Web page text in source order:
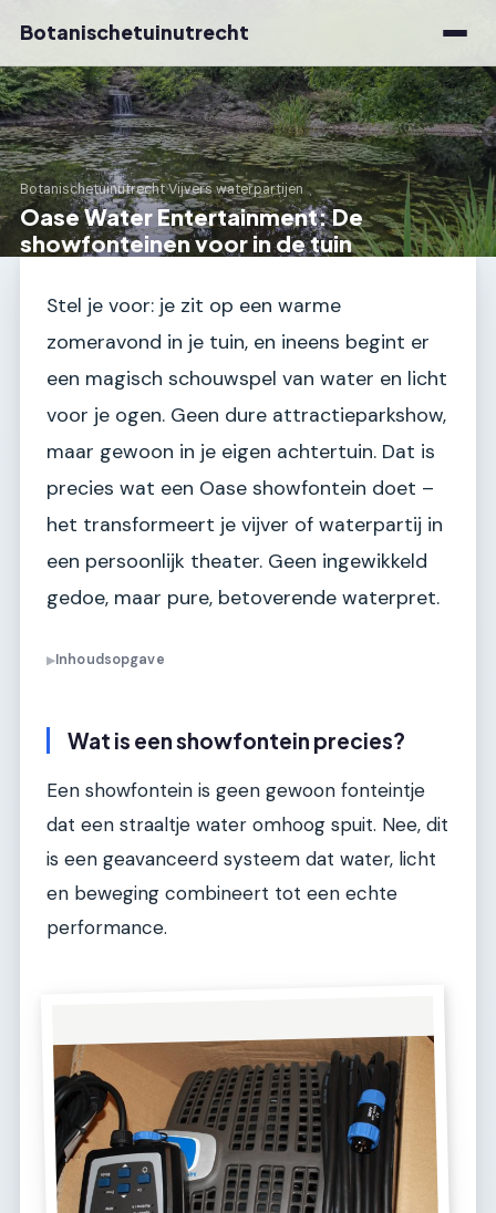
Botanischetuinutrecht
Botanischetuinutrecht›Vijvers waterpartijen
Oase Water Entertainment: De
showfonteinen voor in de tuin
Stel je voor: je zit op een warme
zomeravond in je tuin, en ineens begint er
een magisch schouwspel van water en licht
voor je ogen. Geen dure attractieparkshow,
maar gewoon in je eigen achtertuin. Dat is
precies wat een Oase showfontein doet –
het transformeert je vijver of waterpartij in
een persoonlijk theater. Geen ingewikkeld
gedoe, maar pure, betoverende waterpret.
▶Inhoudsopgave
Wat is een showfontein precies?
Een showfontein is geen gewoon fonteintje
dat een straaltje water omhoog spuit. Nee, dit
is een geavanceerd systeem dat water, licht
en beweging combineert tot een echte
performance.